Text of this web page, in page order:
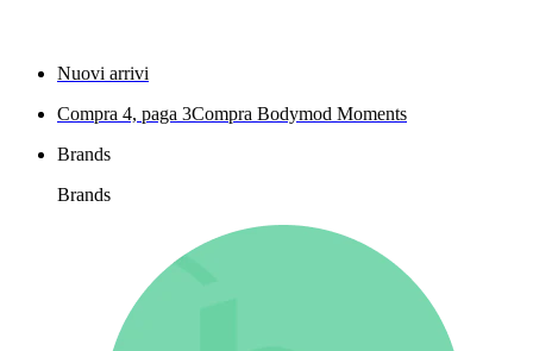
Nuovi arrivi
Compra 4, paga 3Compra Bodymod Moments
Brands
Brands